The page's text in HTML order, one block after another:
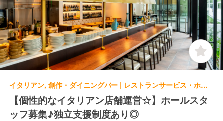
イタリアン, 創作・ダイニングバー | レストランサービス・ホールスタッフ
【個性的なイタリアン店舗運営☆】ホールスタ
ッフ募集♪独立支援制度あり◎